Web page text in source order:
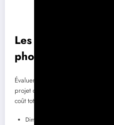
Les coûts associés
photovoltaïque
Évaluer les coûts est essentiel
projet de hangar photovoltaïque.
coût total :
Dimensions du hangar